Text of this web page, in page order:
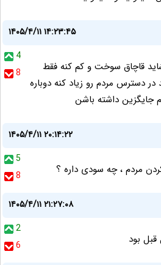
۱۴۰۵/۴/۱۱ ۱۴:۲۳:۴۵
4
8
قاچاق سوخت و کم کنه فقط
دسترس مردم رو زیاد کنه دوباره
داشته باشن
۱۴۰۵/۴/۱۱ ۲۰:۱۴:۲۲
5
8
مردم ، چه سودی داره ؟
۱۴۰۵/۴/۱۱ ۲۱:۲۷:۰۸
2
6
بود